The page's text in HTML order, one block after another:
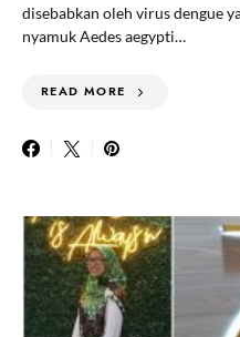
disebabkan oleh virus dengue
nyamuk Aedes aegypti…
READ MORE